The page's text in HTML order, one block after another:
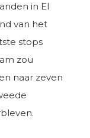
in El
van het
stops
zou
naar zeven